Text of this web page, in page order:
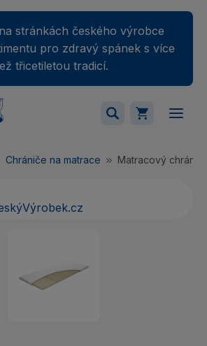
stránkách českého výrobce
pro zdravý spánek s více
třicetiletou tradicí.
košík je momentálne prázdny.
Chrániče na matrace Matracový chránič